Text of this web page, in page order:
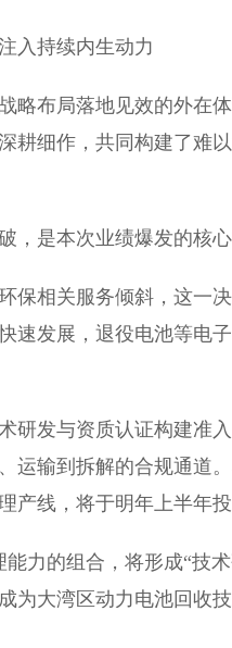
入持续内生动力
略布局落地见效的外在
耕细作，共同构建了难
，是本次业绩爆发的核心
保相关服务倾斜，这一
速发展，退役电池等电
研发与资质认证构建准
运输到拆解的合规通道
产线，将于明年上半年投
力的组合，将形成“技
为大湾区动力电池回收